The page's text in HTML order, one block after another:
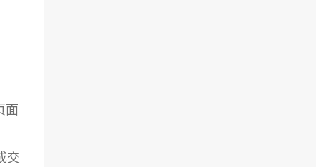
面
交